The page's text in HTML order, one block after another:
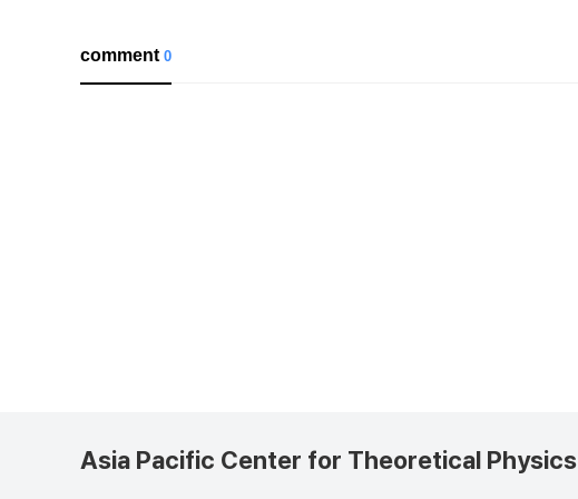
comment0
Asia Pacific Center for Theoretical Physics